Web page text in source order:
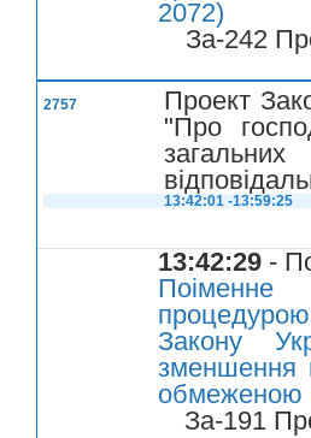
2072)
За-242
2757
Проект
"Про
13:42:01 -13:59:25
13:42:29 -
Поіменне
Закону
зменшення
обмеженою
За-191